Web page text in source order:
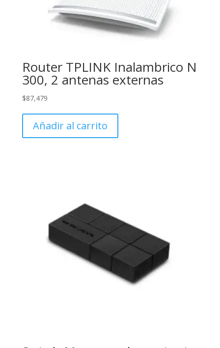
Router TPLINK Inalambrico N
300, 2 antenas externas
$87,479
Añadir al carrito